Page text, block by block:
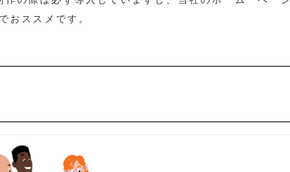
おススメです。